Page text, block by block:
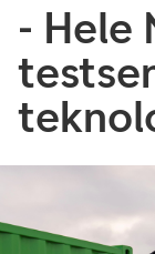
- Hele